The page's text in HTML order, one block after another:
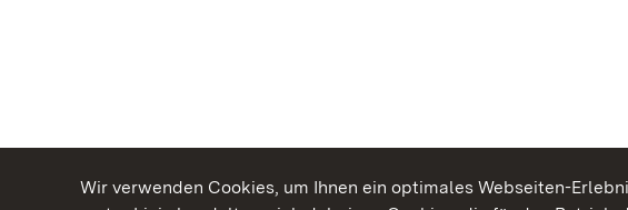
Wir verwenden Cookies, um Ihnen ein optimales Webseiten-